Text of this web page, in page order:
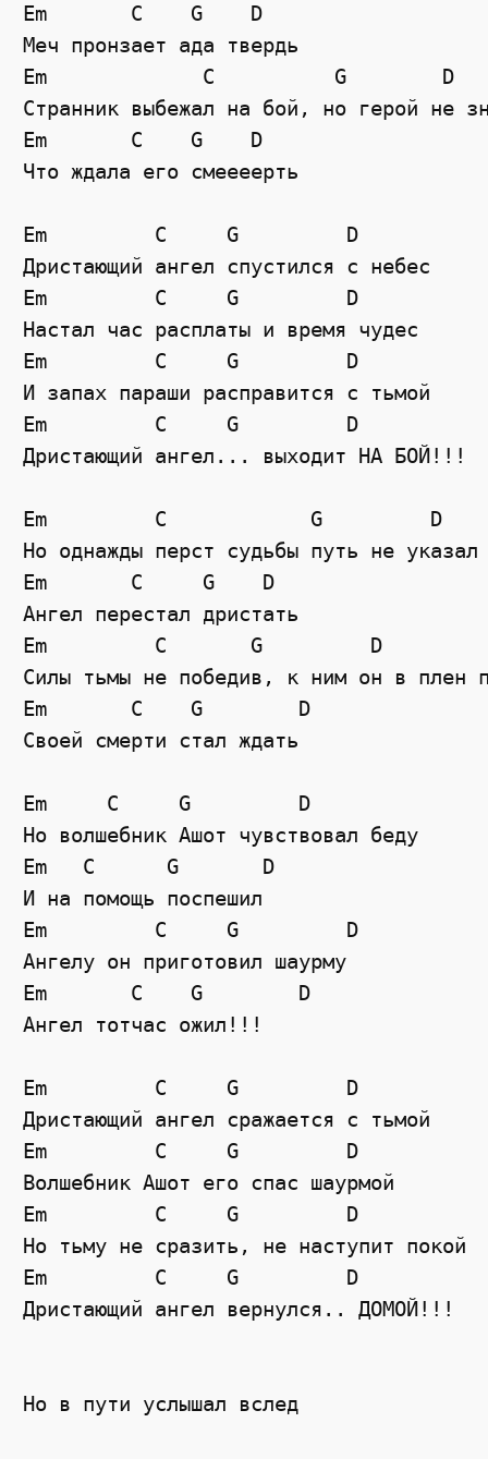
Em       C    G    D
Меч пронзает ада твердь
Em             C          G        D
Странник выбежал на бой, но герой не
Em       C    G    D
Что ждала его смеееерть
Em         C     G         D
Дристающий ангел спустился с небес
Em         C     G         D
Настал час расплаты и время чудес
Em         C     G         D
И запах параши расправится с тьмой
Em         C     G         D
Дристающий ангел... выходит НА БОЙ!!!
Em         C            G         D
Но однажды перст судьбы путь не указал
Em       C     G    D
Ангел перестал дристать
Em         C       G         D
Силы тьмы не победив, к ним он в плен
Em       C    G        D
Своей смерти стал ждать
Em     C     G         D
Но волшебник Ашот чувствовал беду
Em   C      G       D
И на помощь поспешил
Em         C     G         D
Ангелу он приготовил шаурму
Em       C    G        D
Ангел тотчас ожил!!!
Em         C     G         D
Дристающий ангел сражается с тьмой
Em         C     G         D
Волшебник Ашот его спас шаурмой
Em         C     G         D
Но тьму не сразить, не наступит покой
Em         C     G         D
Дристающий ангел вернулся.. ДОМОЙ!!!
Но в пути услышал вслед